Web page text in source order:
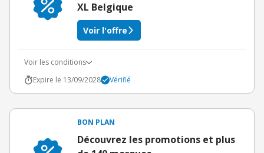
XL Belgique
Voir l'offre
Voir les conditions
Expire le 13/09/2028
Vérifié
BON PLAN
Découvrez les promotions et plus